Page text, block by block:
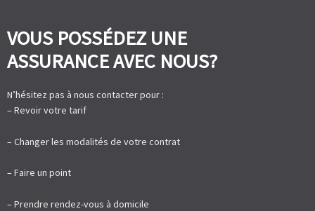
VOUS POSSÉDEZ UNE
ASSURANCE AVEC NOUS?
N’hésitez pas à nous contacter pour :
– Revoir votre tarif
– Changer les modalités de votre contrat
– Faire un point
– Prendre rendez-vous à domicile